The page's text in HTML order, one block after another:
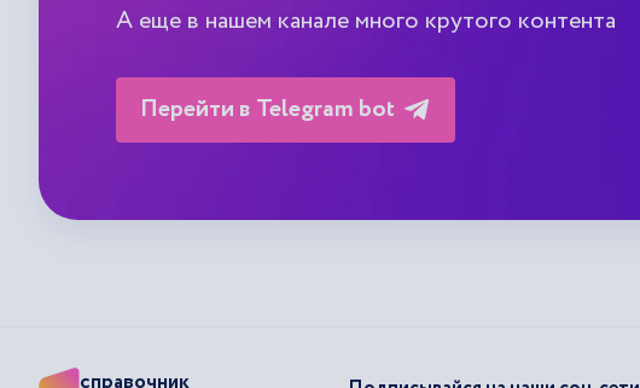
А еще в нашем канале много крутого контента
Перейти в Telegram bot